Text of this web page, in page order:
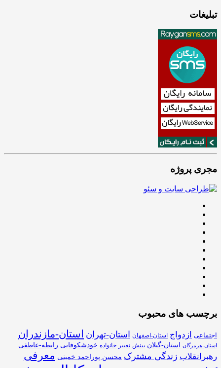
تبلیغات
مجری پروژه
برچسب های محبوب
اجتماعی ازدواج استان-اصفهان استان-تهران استان-مازندران
استان-هرمزگان استان-گیلان بینش تغییر خانواده خودشکوفایی رابطه-عاطفی
رهبرانقلاب زندگی مشترک محسن پوراحمد خمینی معرفی